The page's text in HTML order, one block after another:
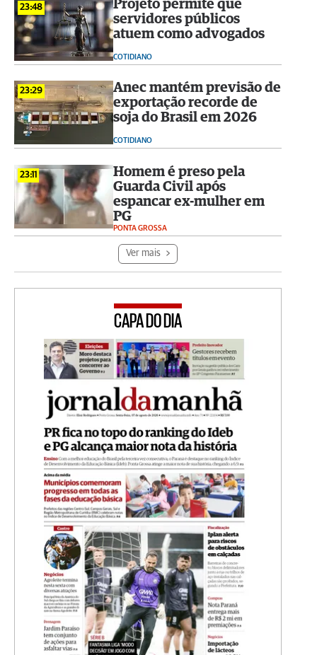
23:48
Projeto permite que
servidores públicos
atuem como advogados
COTIDIANO
23:29
Anec mantém previsão de
exportação recorde de
soja do Brasil em 2026
COTIDIANO
23:11
Homem é preso pela
Guarda Civil após
espancar ex-mulher em
PG
PONTA GROSSA
Ver mais
CAPA DO DIA